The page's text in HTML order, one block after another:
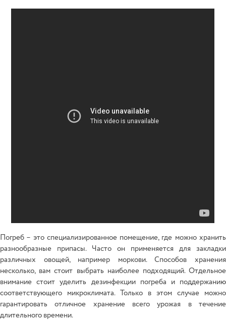
Погреб – это специализированное помещение, где можно хранить
разнообразные припасы. Часто он применяется для закладки
различных овощей, например моркови. Способов хранения
несколько, вам стоит выбрать наиболее подходящий. Отдельное
внимание стоит уделить дезинфекции погреба и поддержанию
соответствующего микроклимата. Только в этом случае можно
гарантировать отличное хранение всего урожая в течение
длительного времени.